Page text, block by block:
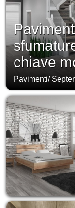
chiave
Pavimenti/